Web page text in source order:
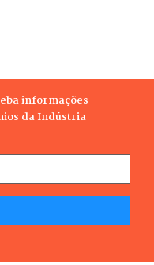
informações
da Indústria